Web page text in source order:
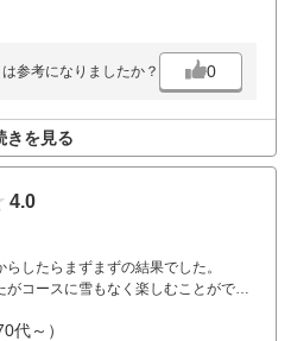
参考になりましたか？ 0
きを見る
4.0
したらまずまずの結果でした。
コースに雪もなく楽しむことができ
代～）